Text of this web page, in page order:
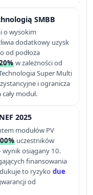
SMBB
o wysokim
dodatkowy uzysk
od podłoża
w zależności od
Super Multi
i ogranicza
moduł.
2025
modułów PV
uczestników
osiągany 10.
finansowania
to ryzyko due
od